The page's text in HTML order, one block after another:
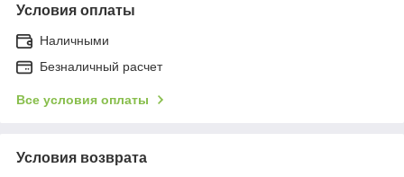
Условия оплаты
Наличными
Безналичный расчет
Все условия оплаты
Условия возврата